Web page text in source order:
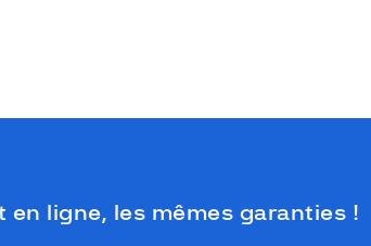
en ligne, les mêmes garanties !